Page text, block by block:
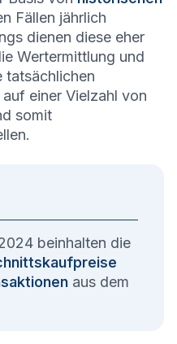
Fällen jährlich
dienen diese eher
Wertermittlung und
tatsächlichen
einer Vielzahl von
somit
beinhalten die
aus dem